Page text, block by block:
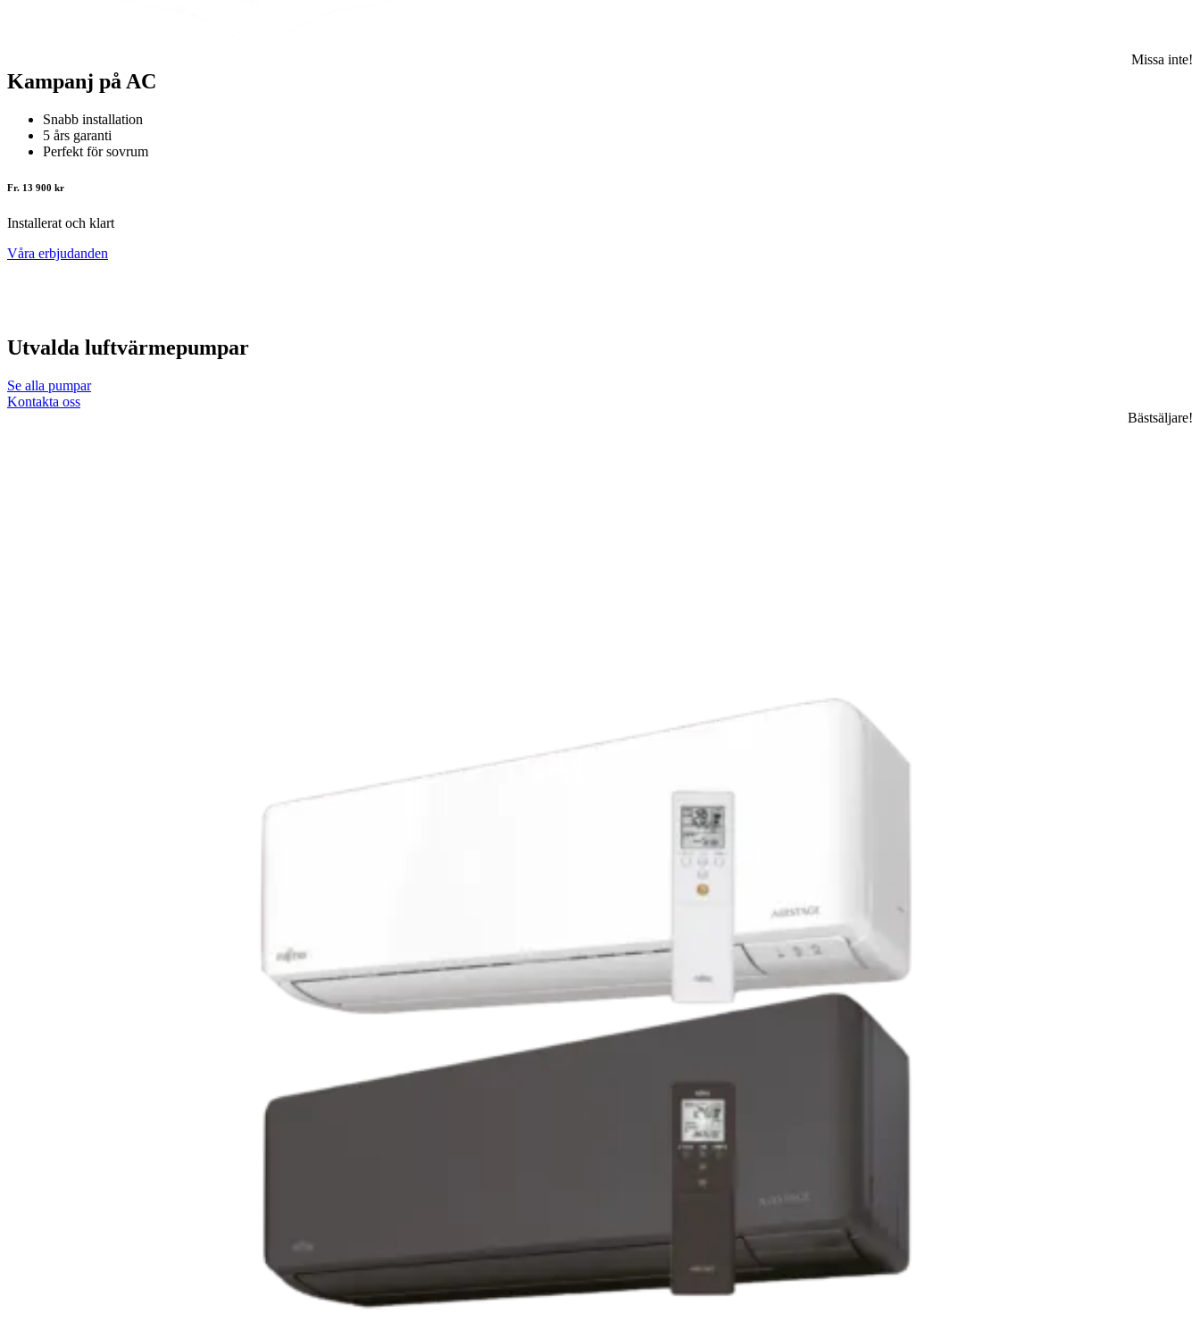
Missa inte!
Kampanj på AC
Snabb installation
5 års garanti
Perfekt för sovrum
Fr. 13 900 kr
Installerat och klart
Våra erbjudanden
Utvalda luftvärmepumpar
Se alla pumpar
Kontakta oss
Bästsäljare!